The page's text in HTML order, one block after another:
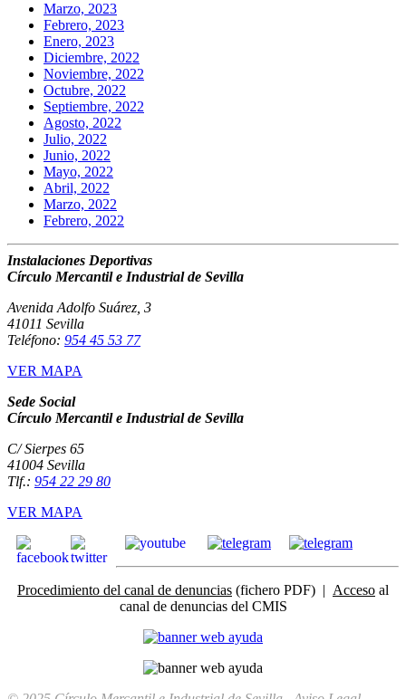
Marzo, 2023
Febrero, 2023
Enero, 2023
Diciembre, 2022
Noviembre, 2022
Octubre, 2022
Septiembre, 2022
Agosto, 2022
Julio, 2022
Junio, 2022
Mayo, 2022
Abril, 2022
Marzo, 2022
Febrero, 2022
Instalaciones Deportivas
Círculo Mercantil e Industrial de Sevilla
Avenida Adolfo Suárez, 3
41011 Sevilla
Teléfono: 954 45 53 77
VER MAPA
Sede Social
Círculo Mercantil e Industrial de Sevilla
C/ Sierpes 65
41004 Sevilla
Tlf.: 954 22 29 80
VER MAPA
Procedimiento del canal de denuncias (fichero PDF) | Acceso al
canal de denuncias del CMIS